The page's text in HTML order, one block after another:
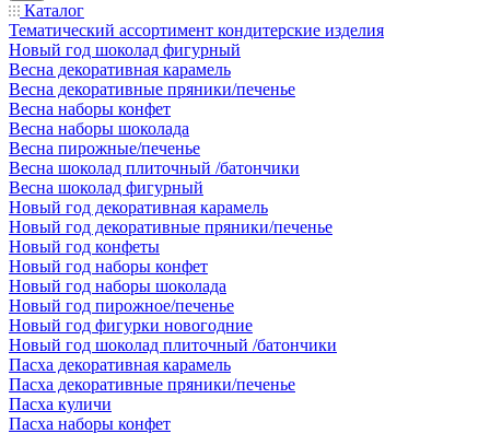
Каталог
Тематический ассортимент кондитерские изделия
Новый год шоколад фигурный
Весна декоративная карамель
Весна декоративные пряники/печенье
Весна наборы конфет
Весна наборы шоколада
Весна пирожные/печенье
Весна шоколад плиточный /батончики
Весна шоколад фигурный
Новый год декоративная карамель
Новый год декоративные пряники/печенье
Новый год конфеты
Новый год наборы конфет
Новый год наборы шоколада
Новый год пирожное/печенье
Новый год фигурки новогодние
Новый год шоколад плиточный /батончики
Пасха декоративная карамель
Пасха декоративные пряники/печенье
Пасха куличи
Пасха наборы конфет